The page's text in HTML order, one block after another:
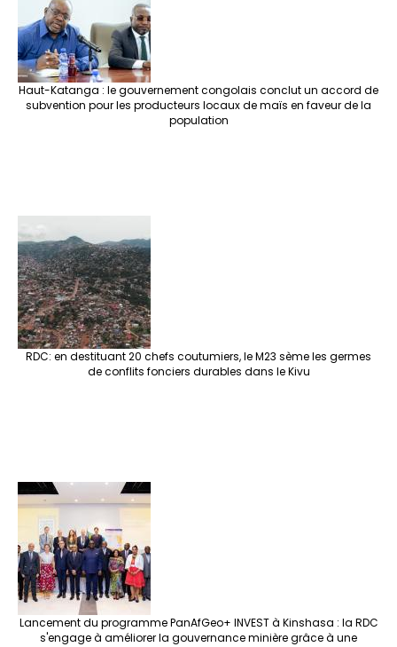
Haut-Katanga : le gouvernement congolais conclut un accord de
subvention pour les producteurs locaux de maïs en faveur de la
population
RDC: en destituant 20 chefs coutumiers, le M23 sème les germes
de conflits fonciers durables dans le Kivu
Lancement du programme PanAfGeo+ INVEST à Kinshasa : la RDC
s'engage à améliorer la gouvernance minière grâce à une